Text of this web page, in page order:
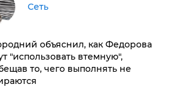
Сеть
объяснил, как Федорова
"использовать втемную",
то, чего выполнять не